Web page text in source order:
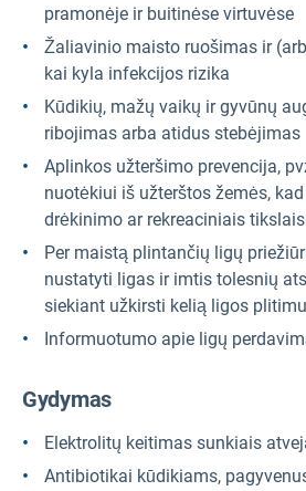
pramonėje ir buitinėse virtuvėse
Žaliavinio maisto ruošimas ir
kai kyla infekcijos rizika
Kūdikių, mažų vaikų ir gyvūnų
ribojimas arba atidus stebėjimas
Aplinkos užteršimo prevencija,
nuotėkiui iš užterštos žemės,
drėkinimo ar rekreaciniais
Per maistą plintančių ligų
nustatyti ligas ir imtis tolesnių
siekiant užkirsti kelią ligos
Informuotumo apie ligų
Gydymas
Elektrolitų keitimas sunkiais
Antibiotikai kūdikiams,